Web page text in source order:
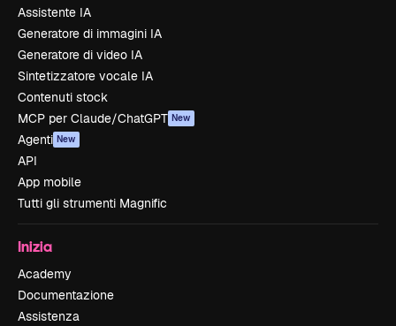
Assistente IA
Generatore di immagini IA
Generatore di video IA
Sintetizzatore vocale IA
Contenuti stock
MCP per Claude/ChatGPT New
Agenti New
API
App mobile
Tutti gli strumenti Magnific
Inizia
Academy
Documentazione
Assistenza